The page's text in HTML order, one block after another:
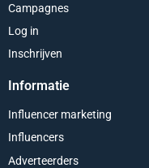
Campagnes
Log in
Inschrijven
Informatie
Influencer marketing
Influencers
Adverteerders